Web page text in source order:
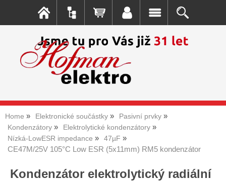
Home Elektronické součástky
Pasivní prvky
Kondenzátory
Elektrolytické kondenzátory
Nízká-LowESR impedance
47µF
CE47M/25V 105°C Low ESR (5x11mm) RM5 kondenzátor
Kondenzátor elektrolytický radiální